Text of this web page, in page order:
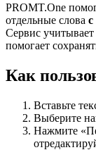
PROMT.One
отдельные слова с
Сервис учитывает
помогает
Как
Вставьте
Выберите
Нажмите